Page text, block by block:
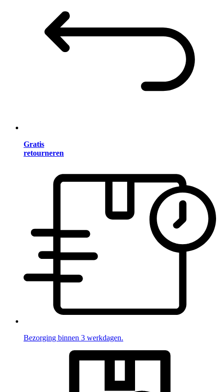
Gratis
retourneren
Bezorging binnen 3 werkdagen.